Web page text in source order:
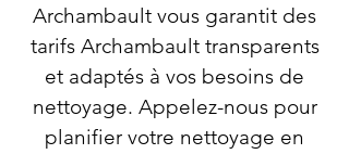
Archambault vous garantit des
tarifs Archambault transparents
et adaptés à vos besoins de
nettoyage. Appelez-nous pour
planifier votre nettoyage en